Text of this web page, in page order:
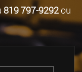
819 797-9292ou